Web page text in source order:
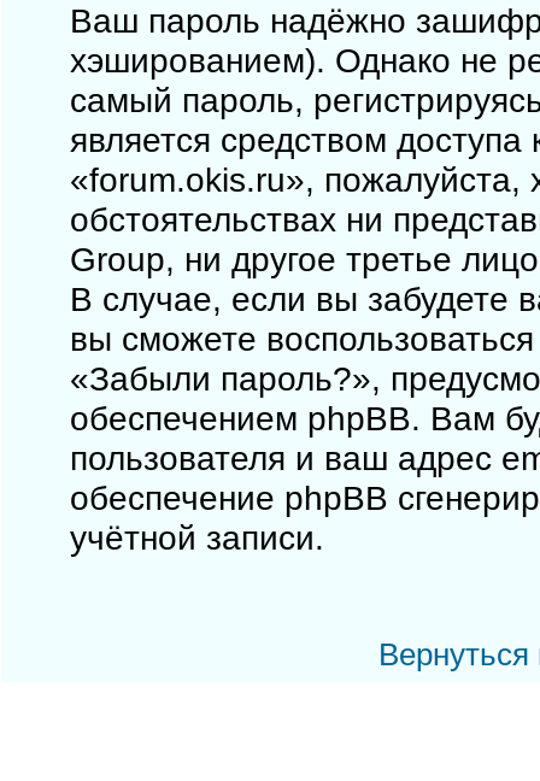
Ваш пароль надёжно
хэшированием). Однако не
самый пароль,
является средством
«forum.okis.ru», пожалуйста,
обстоятельствах ни
Group, ни другое третье
В случае, если вы забудете
вы сможете
«Забыли пароль?»,
обеспечением phpBB. Вам
пользователя и ваш адрес
обеспечение phpBB
учётной записи.
Вернуться